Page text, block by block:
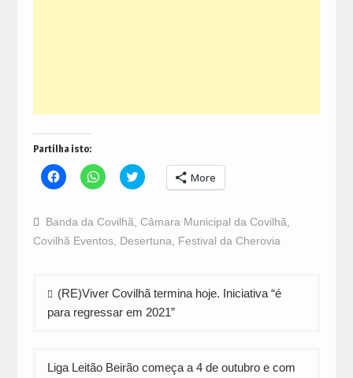
Partilha isto:
Click
to
Facebook
(Opens
in
new
Click
to
WhatsApp
(Opens
in
new
Click
to
Twitter
(Opens
new
More
Banda da Covilhã Câmara Municipal da Covilhã
Covilhã Eventos, Desertuna Festival da Cherovia
Navegação
de
(RE)Viver Covilhã termina hoje. Iniciativa “é
para regressar em 2021”
Liga Leitão Beirão começa a 4 de outubro e com